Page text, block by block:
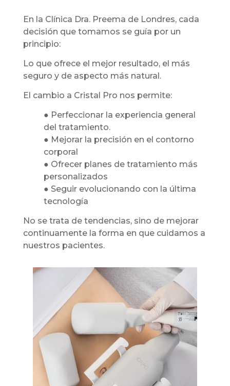
En la Clínica Dra. Preema de Londres, cada
decisión que tomamos se guía por un
principio:
Lo que ofrece el mejor resultado, el más
seguro y de aspecto más natural.
El cambio a Cristal Pro nos permite:
● Perfeccionar la experiencia general
del tratamiento.
● Mejorar la precisión en el contorno
corporal
● Ofrecer planes de tratamiento más
personalizados
● Seguir evolucionando con la última
tecnología
No se trata de tendencias, sino de mejorar
continuamente la forma en que cuidamos a
nuestros pacientes.